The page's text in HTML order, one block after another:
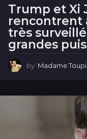
Trump et Xi
rencontrent
très
grandes
by Madame